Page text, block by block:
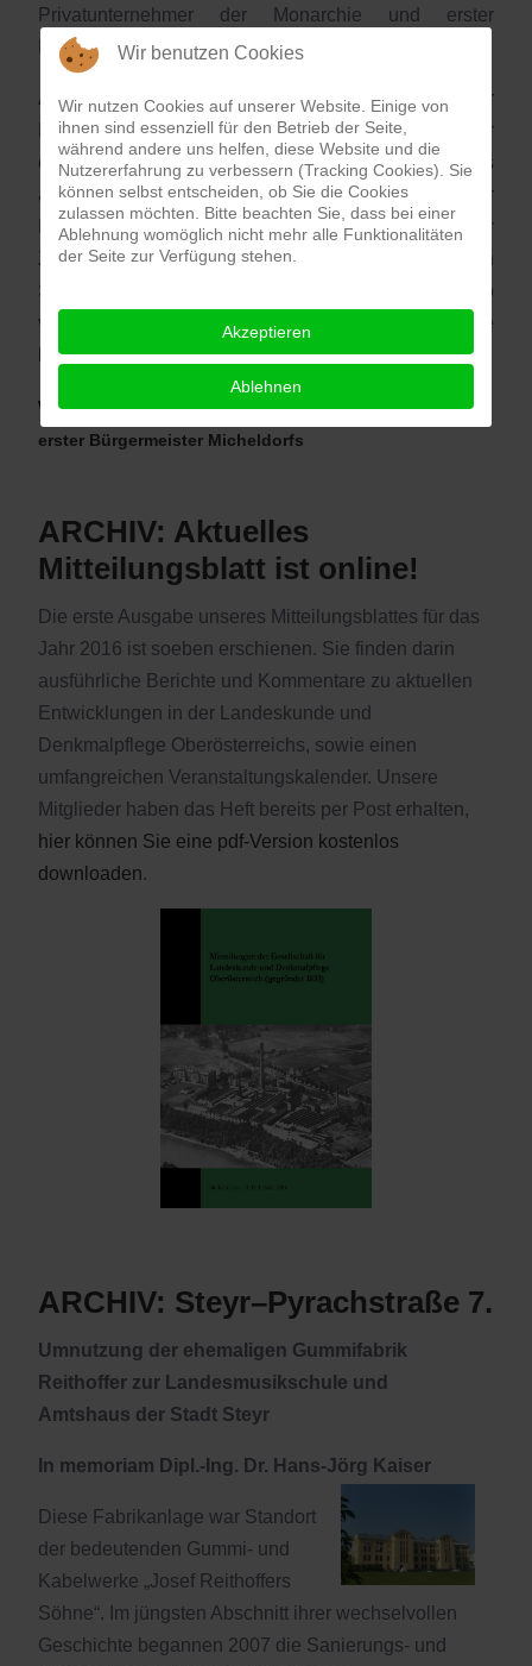
Privatunternehmer der Monarchie und erster
Bürgermeister seiner Heimatgemeinde.
Als Caspar Zeitlinger 1798 geboren wurde, war
Micheldorf bereits seit Jahrhunderten Zentrum der
europäischen Sensenproduktion. Sensen waren als
absolute High-Tech-Produkte ihrer Zeit wichtigster
Exportartikel der Monarchie. Alle Vorfahren Caspar
Zeitlingers hatten seit Generationen
Sensenwerke betrieben, der berufliche Weg war also
vorgezeichnet. Er verstand es allerdings, diese
besondere Ausgangslage zu nutzen.
Weiterlesen: Caspar Zeitlinger – Industriepionier und
erster Bürgermeister Micheldorfs
ARCHIV: Aktuelles
Mitteilungsblatt ist online!
Die erste Ausgabe unseres Mitteilungsblattes für das
Jahr 2016 ist soeben erschienen. Sie finden darin
ausführliche Berichte und Kommentare zu aktuellen
Entwicklungen in der Landeskunde und
Denkmalpflege Oberösterreichs, sowie einen
umfangreichen Veranstaltungskalender. Unsere
Mitglieder haben das Heft bereits per Post erhalten,
hier können Sie eine pdf-Version kostenlos
downloaden.
ARCHIV: Steyr–Pyrachstraße 7.
Umnutzung der ehemaligen Gummifabrik
Reithoffer zur Landesmusikschule und
Amtshaus der Stadt Steyr
In memoriam Dipl.-Ing. Dr. Hans-Jörg Kaiser
Diese Fabrikanlage war Standort
der bedeutenden Gummi- und
Kabelwerke „Josef Reithoffers
Söhne“. Im jüngsten Abschnitt ihrer wechselvollen
Geschichte begannen 2007 die Sanierungs- und
Wir benutzen Cookies
Wir nutzen Cookies auf unserer Website. Einige von
ihnen sind essenziell für den Betrieb der Seite,
während andere uns helfen, diese Website und die
Nutzererfahrung zu verbessern (Tracking Cookies). Sie
können selbst entscheiden, ob Sie die Cookies
zulassen möchten. Bitte beachten Sie, dass bei einer
Ablehnung womöglich nicht mehr alle Funktionalitäten
der Seite zur Verfügung stehen.
Akzeptieren
Ablehnen